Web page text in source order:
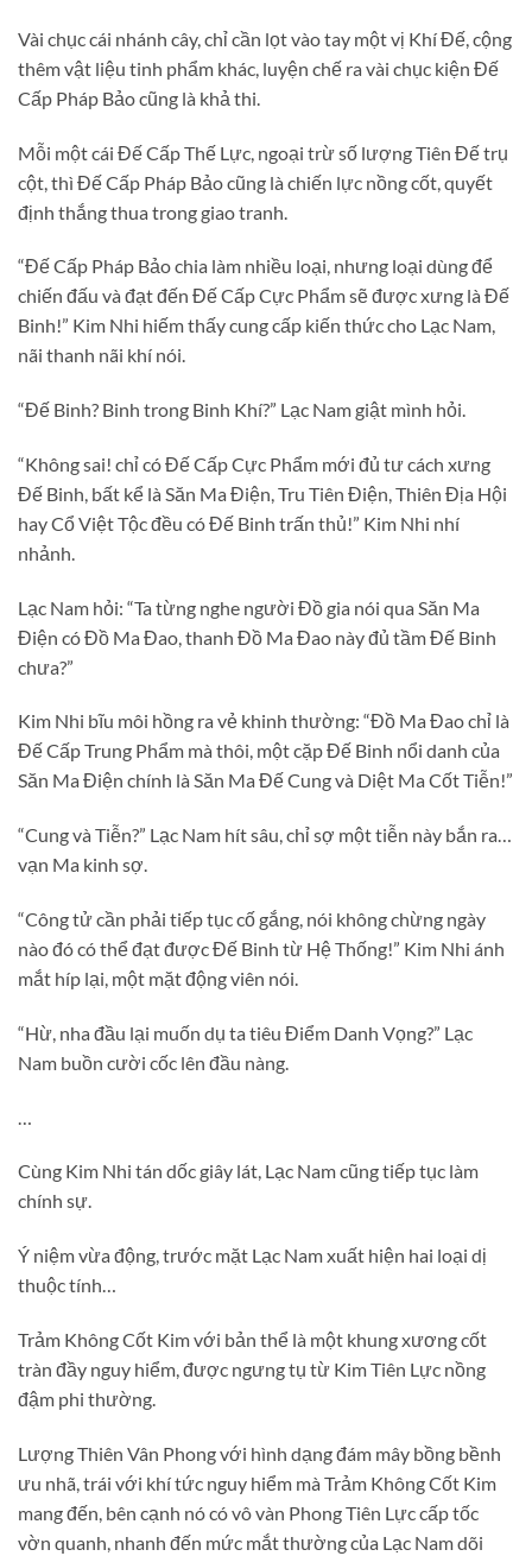
Vài chục cái nhánh cây, chỉ cần lọt vào tay một vị Khí Đế, cộng
thêm vật liệu tinh phẩm khác, luyện chế ra vài chục kiện Đế
Cấp Pháp Bảo cũng là khả thi.
Mỗi một cái Đế Cấp Thế Lực, ngoại trừ số lượng Tiên Đế trụ
cột, thì Đế Cấp Pháp Bảo cũng là chiến lực nồng cốt, quyết
định thắng thua trong giao tranh.
“Đế Cấp Pháp Bảo chia làm nhiều loại, nhưng loại dùng để
chiến đấu và đạt đến Đế Cấp Cực Phẩm sẽ được xưng là Đế
Binh!” Kim Nhi hiếm thấy cung cấp kiến thức cho Lạc Nam,
nãi thanh nãi khí nói.
“Đế Binh? Binh trong Binh Khí?” Lạc Nam giật mình hỏi.
“Không sai! chỉ có Đế Cấp Cực Phẩm mới đủ tư cách xưng
Đế Binh, bất kể là Săn Ma Điện, Tru Tiên Điện, Thiên Địa Hội
hay Cổ Việt Tộc đều có Đế Binh trấn thủ!” Kim Nhi nhí
nhảnh.
Lạc Nam hỏi: “Ta từng nghe người Đồ gia nói qua Săn Ma
Điện có Đồ Ma Đao, thanh Đồ Ma Đao này đủ tầm Đế Binh
chưa?”
Kim Nhi bĩu môi hồng ra vẻ khinh thường: “Đồ Ma Đao chỉ là
Đế Cấp Trung Phẩm mà thôi, một cặp Đế Binh nổi danh của
Săn Ma Điện chính là Săn Ma Đế Cung và Diệt Ma Cốt Tiễn!”
“Cung và Tiễn?” Lạc Nam hít sâu, chỉ sợ một tiễn này bắn ra…
vạn Ma kinh sợ.
“Công tử cần phải tiếp tục cố gắng, nói không chừng ngày
nào đó có thể đạt được Đế Binh từ Hệ Thống!” Kim Nhi ánh
mắt híp lại, một mặt động viên nói.
“Hừ, nha đầu lại muốn dụ ta tiêu Điểm Danh Vọng?” Lạc
Nam buồn cười cốc lên đầu nàng.
Cùng Kim Nhi tán dốc giây lát, Lạc Nam cũng tiếp tục làm
chính sự.
Ý niệm vừa động, trước mặt Lạc Nam xuất hiện hai loại dị
thuộc tính…
Trảm Không Cốt Kim với bản thể là một khung xương cốt
tràn đầy nguy hiểm, được ngưng tụ từ Kim Tiên Lực nồng
đậm phi thường.
Lượng Thiên Vân Phong với hình dạng đám mây bồng bềnh
ưu nhã, trái với khí tức nguy hiểm mà Trảm Không Cốt Kim
mang đến, bên cạnh nó có vô vàn Phong Tiên Lực cấp tốc
vờn quanh, nhanh đến mức mắt thường của Lạc Nam dõi